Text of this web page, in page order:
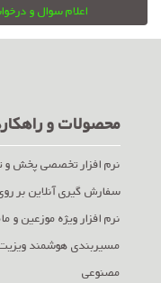
اعلام سوال و
محصولات و
نرم افزار تخصصی پخش و
سفارش گیری آنلاین بر
نرم افزار ویژه موزعین و
مسیربندی هوشمند ویزیت
مصنوعی